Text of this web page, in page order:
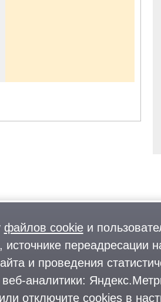
файлов cookieи
переадресации
и проведения
аналитики:
отключите cookies в